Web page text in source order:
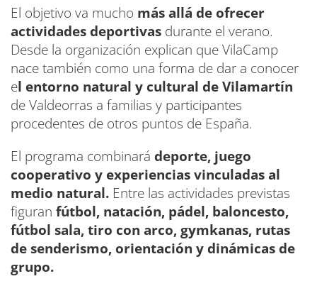
El objetivo va mucho más allá de ofrecer
actividades deportivas durante el verano.
Desde la organización explican que VilaCamp
nace también como una forma de dar a conocer
el entorno natural y cultural de Vilamartín
de Valdeorras a familias y participantes
procedentes de otros puntos de España.
El programa combinará deporte, juego
cooperativo y experiencias vinculadas al
medio natural. Entre las actividades previstas
figuran fútbol, natación, pádel, baloncesto,
fútbol sala, tiro con arco, gymkanas, rutas
de senderismo, orientación y dinámicas de
grupo.